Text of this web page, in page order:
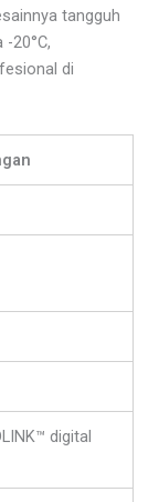
tangguh
20°C,
di
digital